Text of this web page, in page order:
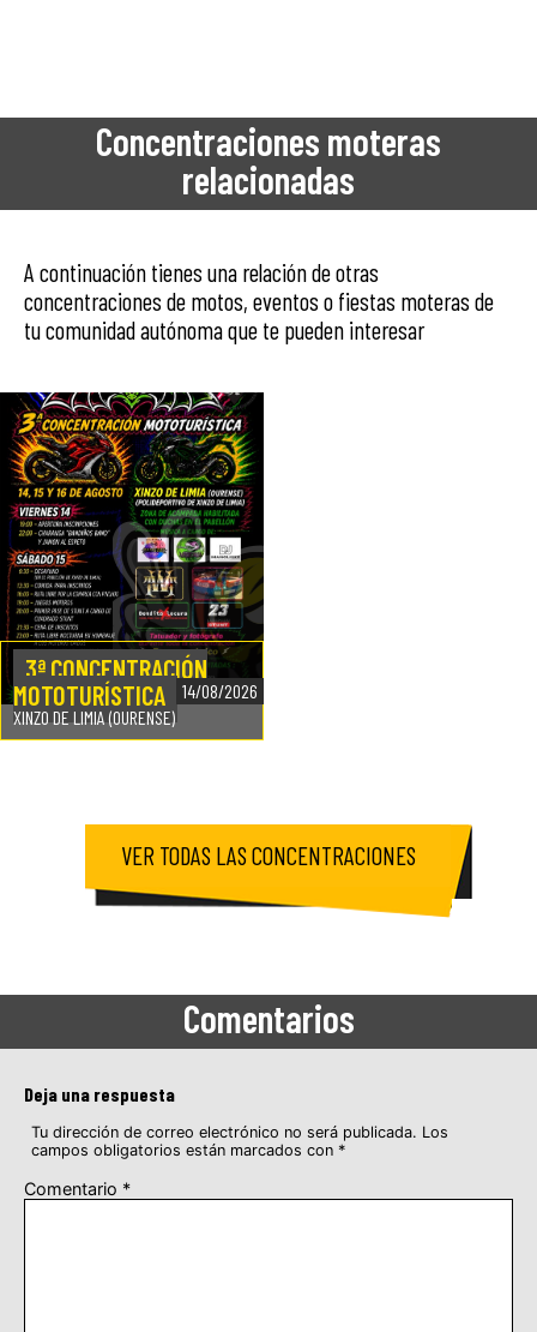
Concentraciones moteras
relacionadas
A continuación tienes una relación de otras
concentraciones de motos, eventos o fiestas moteras de
tu comunidad autónoma que te pueden interesar
3ª CONCENTRACIÓN
MOTOTURÍSTICA
XINZO DE LIMIA (OURENSE)
14/08/2026
VER TODAS LAS CONCENTRACIONES
Comentarios
Deja una respuesta
Tu dirección de correo electrónico no será publicada. Los
campos obligatorios están marcados con *
Comentario *